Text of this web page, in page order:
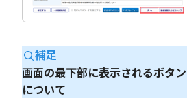
補足
画面の最下部に表示されるボタン
について